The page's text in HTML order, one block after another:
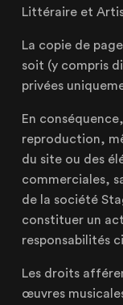
Littéraire et
La copie de
soit (y compris
privées
En
reproduction,
du site ou des
commerciales,
de la société
constituer un
responsabilités
Les droits
œuvres